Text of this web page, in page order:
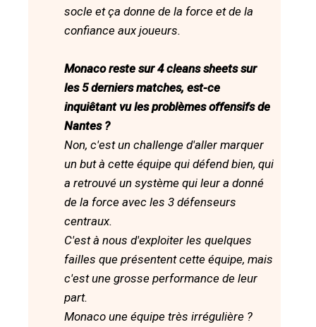
socle et ça donne de la force et de la
confiance aux joueurs.
Monaco reste sur 4 cleans sheets sur
les 5 derniers matches, est-ce
inquiêtant vu les problèmes offensifs de
Nantes ?
Non, c'est un challenge d'aller marquer
un but à cette équipe qui défend bien, qui
a retrouvé un système qui leur a donné
de la force avec les 3 défenseurs
centraux.
C'est à nous d'exploiter les quelques
failles que présentent cette équipe, mais
c'est une grosse performance de leur
part.
Monaco une équipe très irrégulière ?